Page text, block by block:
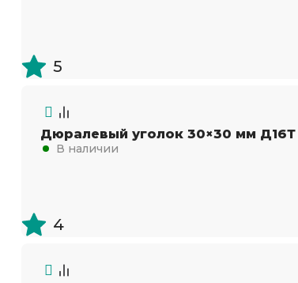
5
Дюралевый уголок 30×30 мм Д16Т
В наличии
4